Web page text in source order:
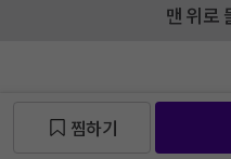
맨 위로
찜하기